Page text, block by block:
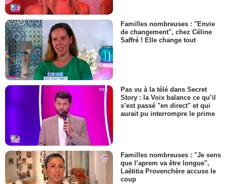
Familles nombreuses : "Envie
de changement", chez Céline
Saffré ! Elle change tout
Pas vu à la télé dans Secret
Story : la Voix balance ce qu’il
s’est passé "en direct" et qui
aurait pu interrompre le prime
Familles nombreuses : "Je sens
que l’aprem va être longue",
Laëtitia Provenchère accuse le
coup